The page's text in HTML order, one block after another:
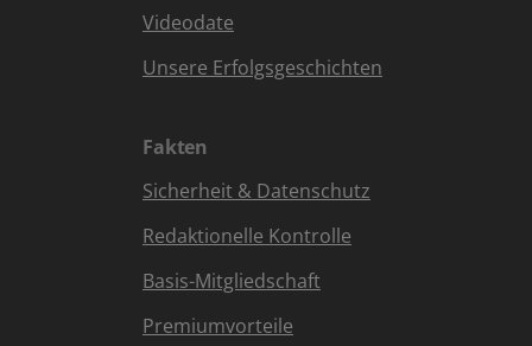
Videodate
Unsere Erfolgsgeschichten
Fakten
Sicherheit & Datenschutz
Redaktionelle Kontrolle
Basis-Mitgliedschaft
Premiumvorteile